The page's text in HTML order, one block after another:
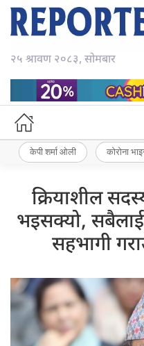
२५ श्रावण २०८३, सोमबार
केपी शर्मा ओली कोरोना
क्रियाशील
भइसक्यो,
सहभागी